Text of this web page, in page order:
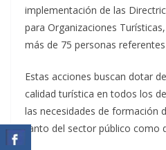
implementación de las
para Organizaciones
más de 75 personas
Estas acciones buscan dotar
calidad turística en todos los
las necesidades de formación
tanto del sector público como